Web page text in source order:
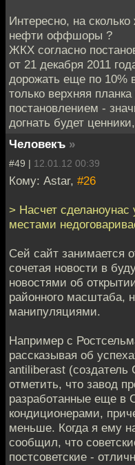
Интересно, на
нефти оффшоры ?
ЖКХ согласно
от 21 декабря 2011
дорожать еще по 10%
только верхняя
постановлением -
догнать будет
Человекъ »
#49 | 12.01.12 00:39
Кому: Astar, #26
> Насчет
местами
Сей сайт занимается
сочетая новости в
новостями об
районного масштаба,
манипуляциями.
Например с
рассказывая об
antiliberast (создатель
отметить, что завод
разработанные еще в
кондиционерами,
меньше. Когда я ему
сообщил, что
постсоветские -